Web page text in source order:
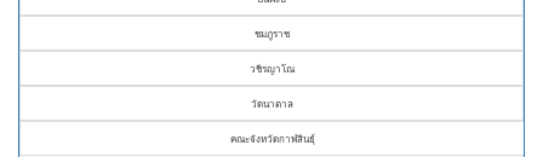
ชมภูราช
วชิรญาโณ
วัดนาตาล
คณะจังหวัดกาฬสินธุ์